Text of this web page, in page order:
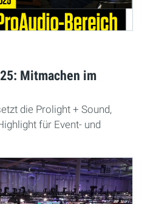
Mitmachen im
die Prolight + Sound,
für Event- und